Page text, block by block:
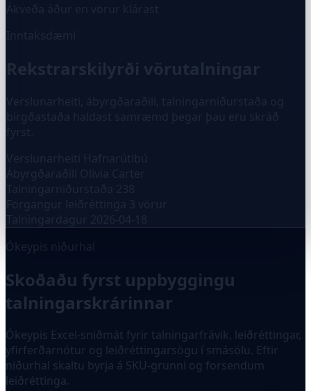
Ákveða áður en vörur klárast
Inntaksdæmi
Rekstrarskilyrði vörutalningar
Verslunarheiti, ábyrgðaraðili, talningarniðurstaða og
birgðastaða haldast samræmd þegar þau eru skráð
Verslunarheiti
Hafnarútibú
Ábyrgðaraðili
Olivia Carter
Talningarniðurstaða 238
Forgangur leiðréttinga
3 vörur
Talningardagur
2026-04-18
Ókeypis niðurhal
Skoðaðu fyrst uppbyggingu
talningarskrárinnar
Ókeypis Excel-sniðmát fyrir talningarfrávik, leiðréttingar,
yfirferðarnótur og leiðréttingarsögu í smásölu. Eftir
niðurhal skaltu byrja á SKU-grunni og forsendum
leiðréttinga.